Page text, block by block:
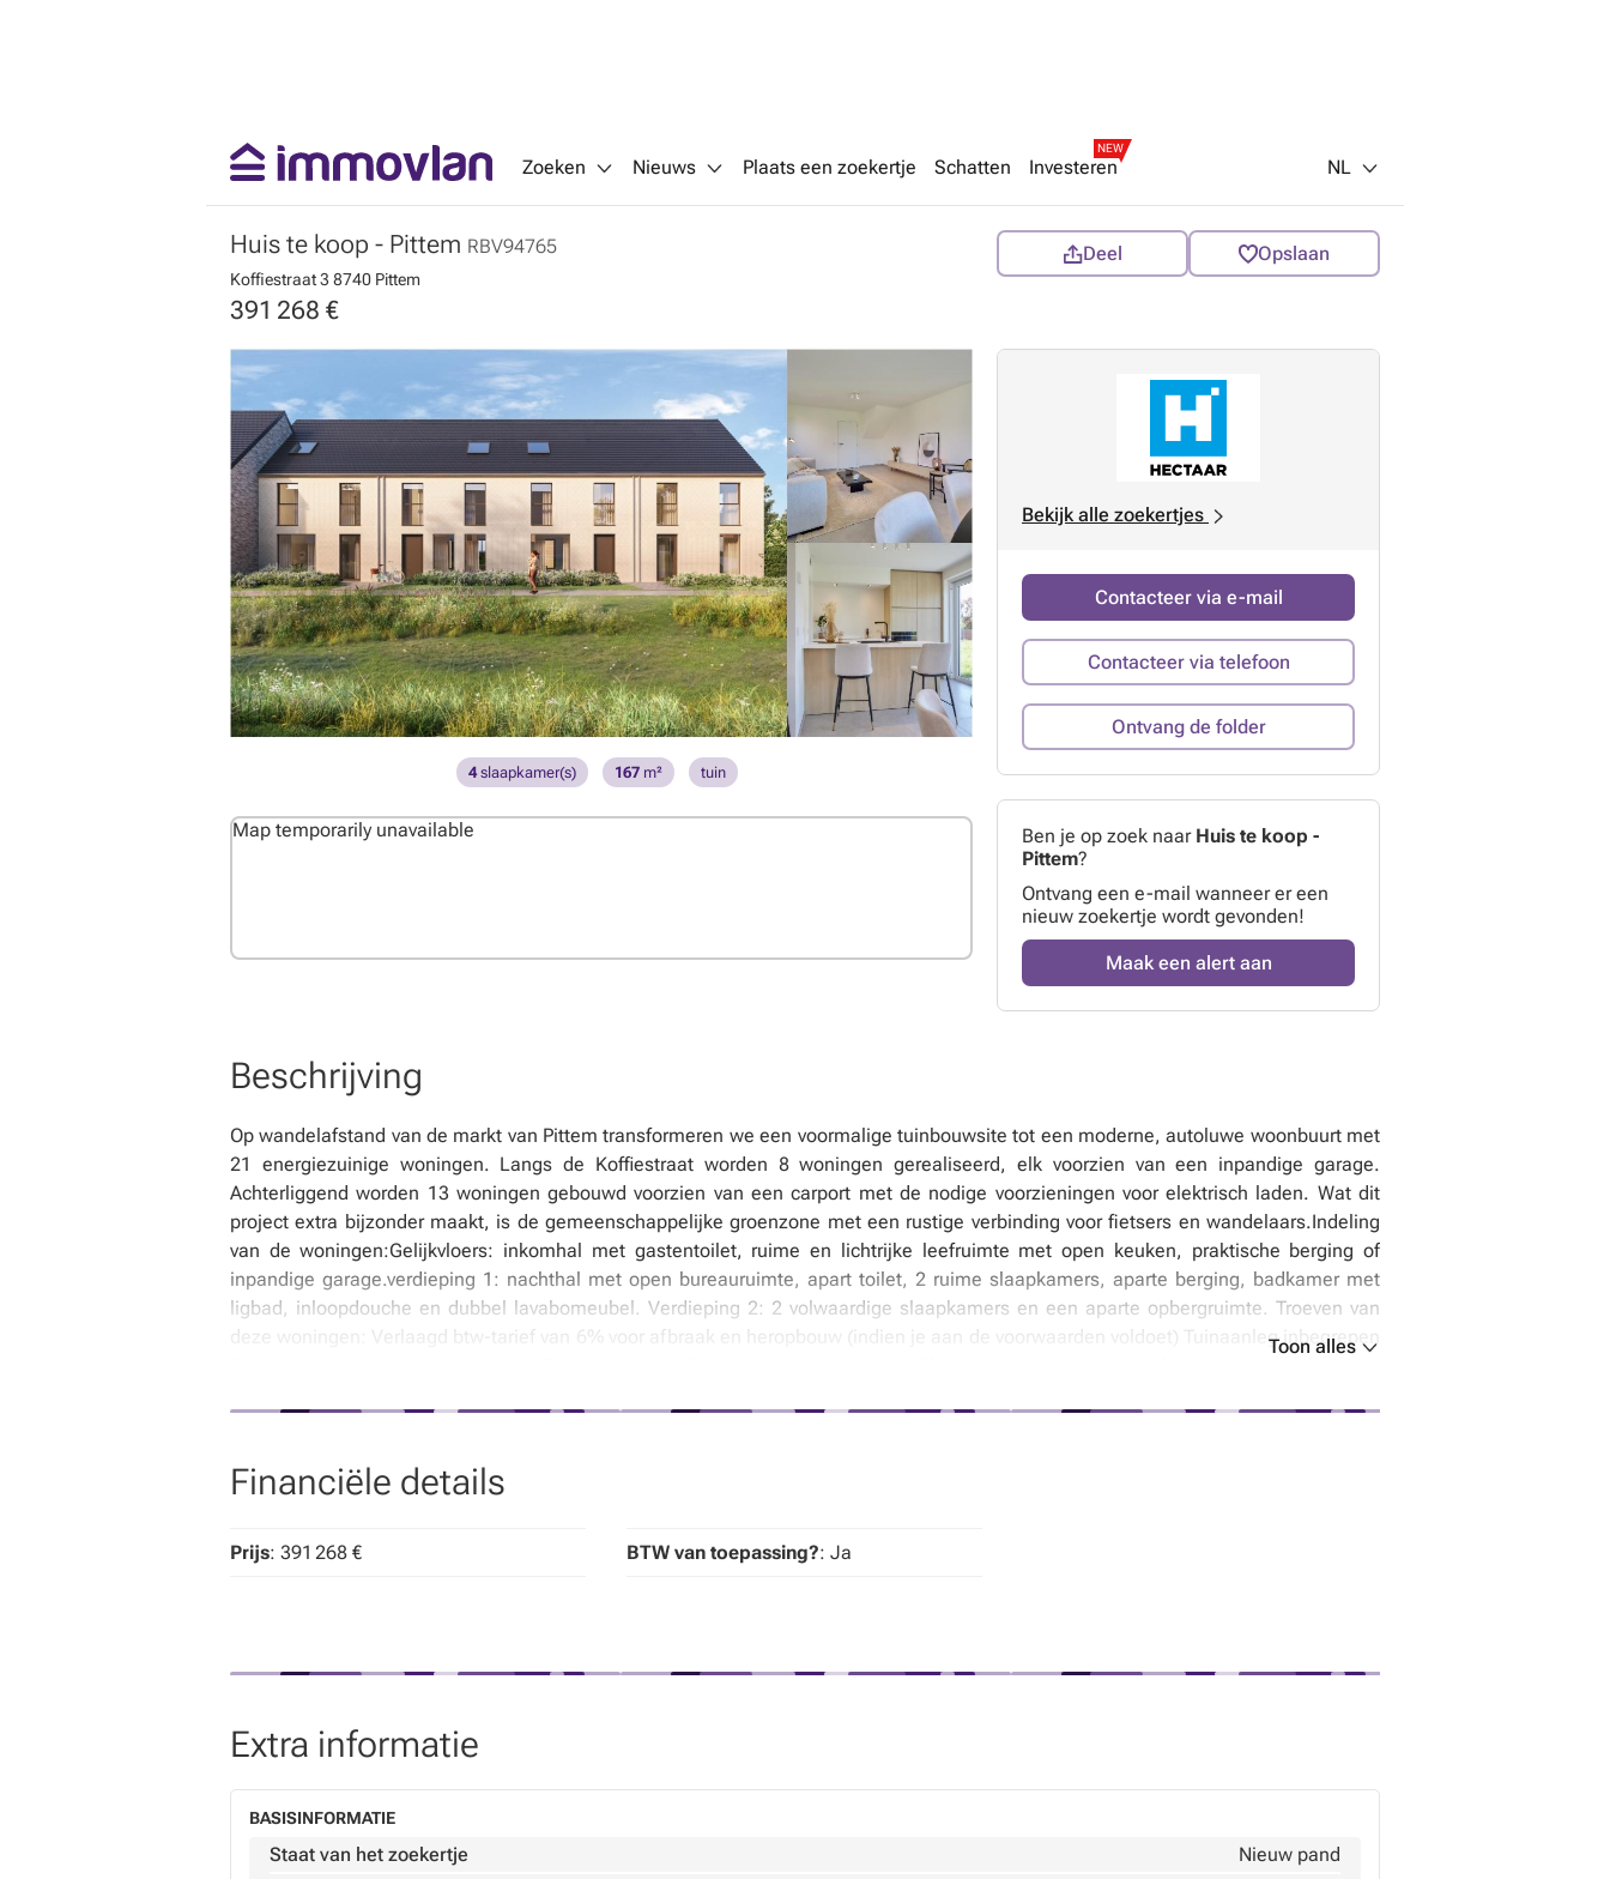
Zoeken Nieuws Plaats een zoekertje Schatten Investeren
NEW
NL
Huis te koop - Pittem RBV94765
Koffiestraat 3 8740 Pittem
391 268 €
Deel Opslaan
4slaapkamer(s) 167m² tuin
Map temporarily unavailable
Bekijk alle zoekertjes
Contacteer via e-mail
Contacteer via telefoon
Ontvang de folder
Ben je op zoek naar Huis te koop -
Pittem?
Ontvang een e-mail wanneer er een
nieuw zoekertje wordt gevonden!
Maak een alert aan
Beschrijving
Op wandelafstand van de markt van Pittem transformeren we een voormalige tuinbouwsite tot een moderne, autoluwe woonbuurt met
21 energiezuinige woningen. Langs de Koffiestraat worden 8 woningen gerealiseerd, elk voorzien van een inpandige garage.
Achterliggend worden 13 woningen gebouwd voorzien van een carport met de nodige voorzieningen voor elektrisch laden. Wat dit
project extra bijzonder maakt, is de gemeenschappelijke groenzone met een rustige verbinding voor fietsers en wandelaars.Indeling
van de woningen:Gelijkvloers: inkomhal met gastentoilet, ruime en lichtrijke leefruimte met open keuken, praktische berging of
inpandige garage.verdieping 1: nachthal met open bureauruimte, apart toilet, 2 ruime slaapkamers, aparte berging, badkamer met
ligbad, inloopdouche en dubbel lavabomeubel. Verdieping 2: 2 volwaardige slaapkamers en een aparte opbergruimte. Troeven van
deze woningen: Verlaagd btw-tarief van 6% voor afbraak en heropbouw (indien je aan de voorwaarden voldoet) Tuinaanleg inbegrepen
duurzaamheid en woonkwaliteit op een unieke manier.Contacteer ons vandaag nog voor meer informatie of een afspraak op ons
Toon alles
Financiële details
Prijs: 391 268 € BTW van toepassing?: Ja
Extra informatie
BASISINFORMATIE
Staat van het zoekertje
Nieuw pand